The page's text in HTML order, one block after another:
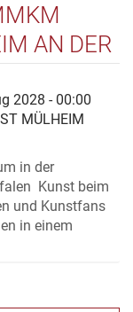
AN DER
2028 - 00:00
MÜLHEIM
in der
Kunst beim
und Kunstfans
in einem